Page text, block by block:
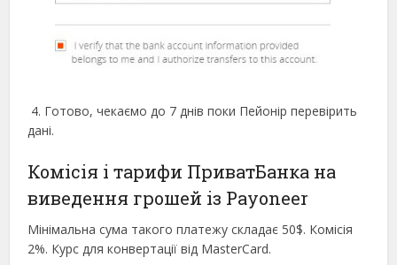
4. Готово, чекаємо до 7 днів поки Пейонір перевірить
дані.
Комісія і тарифи ПриватБанка на
виведення грошей із Payoneer
Мінімальна сума такого платежу складає 50$. Комісія
2%. Курс для конвертації від MasterCard.